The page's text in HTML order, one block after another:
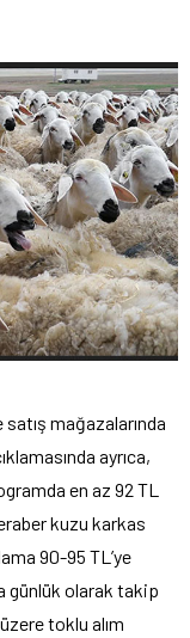
mağazalarında
ayrıca,
en az 92 TL
kuzu karkas
90-95 TL’ye
günlük olarak takip
toklu alım